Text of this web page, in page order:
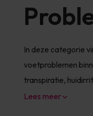
In deze categorie
voetproblemen
transpiratie,
Lees meer